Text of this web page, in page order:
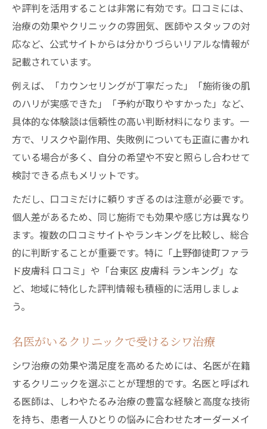
や評判を活用することは非常に有効です。口コミには、
治療の効果やクリニックの雰囲気、医師やスタッフの対
応など、公式サイトからは分かりづらいリアルな情報が
記載されています。
例えば、「カウンセリングが丁寧だった」「施術後の肌
のハリが実感できた」「予約が取りやすかった」など、
具体的な体験談は信頼性の高い判断材料になります。一
方で、リスクや副作用、失敗例についても正直に書かれ
ている場合が多く、自分の希望や不安と照らし合わせて
検討できる点もメリットです。
ただし、口コミだけに頼りすぎるのは注意が必要です。
個人差があるため、同じ施術でも効果や感じ方は異なり
ます。複数の口コミサイトやランキングを比較し、総合
的に判断することが重要です。特に「上野御徒町ファラ
ド皮膚科 口コミ」や「台東区 皮膚科 ランキング」な
ど、地域に特化した評判情報も積極的に活用しましょ
う。
名医がいるクリニックで受けるシワ治療
シワ治療の効果や満足度を高めるためには、名医が在籍
するクリニックを選ぶことが理想的です。名医と呼ばれ
る医師は、しわやたるみ治療の豊富な経験と高度な技術
を持ち、患者一人ひとりの悩みに合わせたオーダーメイ